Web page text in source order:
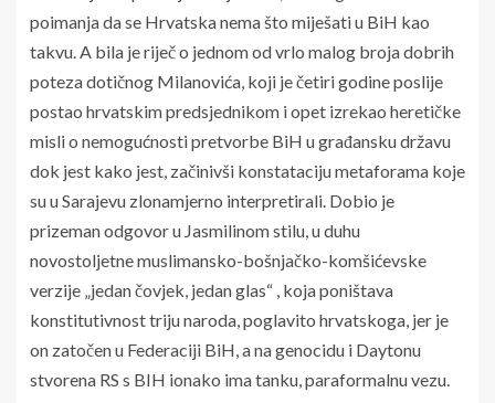
poimanja da se Hrvatska nema što miješati u BiH kao
takvu. A bila je riječ o jednom od vrlo malog broja dobrih
poteza dotičnog Milanovića, koji je četiri godine poslije
postao hrvatskim predsjednikom i opet izrekao heretičke
misli o nemogućnosti pretvorbe BiH u građansku državu
dok jest kako jest, začinivši konstataciju metaforama koje
su u Sarajevu zlonamjerno interpretirali. Dobio je
prizeman odgovor u Jasmilinom stilu, u duhu
novostoljetne muslimansko-bošnjačko-komšićevske
verzije „jedan čovjek, jedan glas“ , koja poništava
konstitutivnost triju naroda, poglavito hrvatskoga, jer je
on zatočen u Federaciji BiH, a na genocidu i Daytonu
stvorena RS s BIH ionako ima tanku, paraformalnu vezu.